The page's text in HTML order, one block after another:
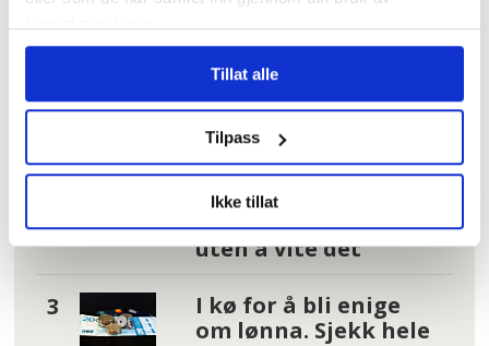
Tillat alle
Tilpass
Ikke tillat
ansatte i Oslo
kommune uten
faste oppgaver: –
på loftet og glemt
Tannhelse: Se om du
har krav på gratis
tannbehandling
uten å vite det
I kø for å bli enige
om lønna. Sjekk hele